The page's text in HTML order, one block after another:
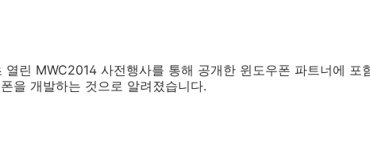
린 MWC2014 사전행사를 통해 공개한 윈도우폰 파트너에 포
을 개발하는 것으로 알려졌습니다.